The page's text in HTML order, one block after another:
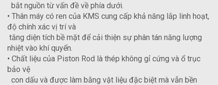
bắt nguồn từ vấn đề về phía dưới.
• Thân máy có ren của KMS cung cấp khả năng lắp linh hoạt,
độ chính xác vị trí và
tăng diện tích bề mặt để cải thiện sự phân tán năng lượng
nhiệt vào khí quyển.
• Chất liệu của Piston Rod là thép không gỉ cứng và ổ trục
bảo vệ
con dấu và được làm bằng vật liệu đặc biệt mà vẫn bền